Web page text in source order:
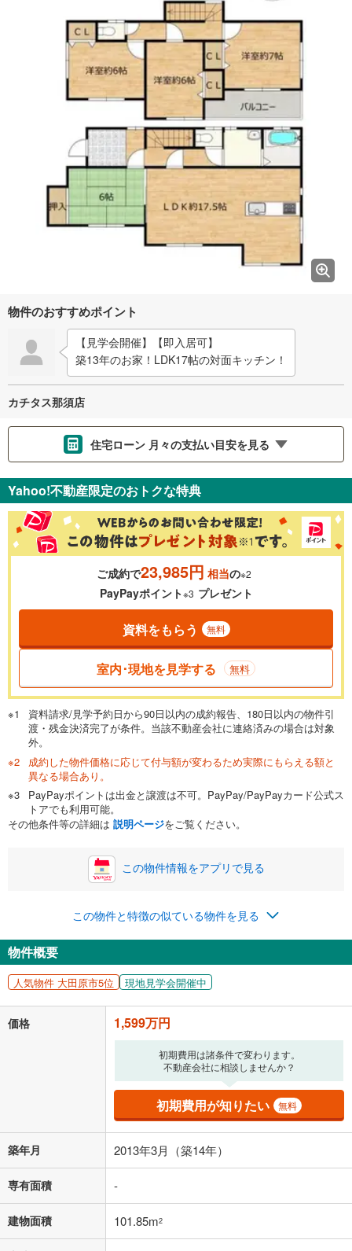
物件のおすすめポイント
【見学会開催】【即入居可】
築13年のお家！LDK17帖の対面キッチン！
カチタス那須店
住宅ローン 月々の支払い目安を見る
金利 ％
0.01%
一般的には最長35年まで借り入れ可能です。多くの金融機関
が完済時の年齢は80歳までを条件としています。
閉じる
頭金 万円
0万円 1,599万円
自己資金から住宅購入にかけられる金額を入力してくださ
い。一般的には物件価格の2割までが目安です。
閉じる
ボーナス
万円
0円
ナス時の増額分（1回分）を入力してください。
ボーナス払いの限度額は金融機関によって異なります。
閉じる
月々の返済額
る値は、実際の金融機関等における貸出金利とは何ら関係がなく、実際
の金融機関等における貸出金利を何ら保証するものではありません。返
済方法「元利均等返済」にて算出しております。入力された金利を35年
適用した場合の計算結果を表示しています。
その他月額費用や、初期費用がかかります。ご注意ください。実際にお
借り入れの際は各金融機関等に、必ずご自身でご確認をお願いいたしま
条件によってお借り入れができないことがあります。
不動産会社に購入相談をする 無料
閉じる
Yahoo!不動産限定のおトクな特典
ご成約で23,985円 相当の※2
PayPayポイント※3 プレゼント
資料をもらう 無料
室内･現地を見学する 無料
資料請求/見学予約日から90日以内の成約報告、180日以内の物件引
渡・残金決済完了が条件。当該不動産会社に連絡済みの場合は対象
外。
成約した物件価格に応じて付与額が変わるため実際にもらえる額と
異なる場合あり。
PayPayポイントは出金と譲渡は不可。PayPay/PayPayカード公式ス
トアでも利用可能。
その他条件等の詳細は 説明ページをご覧ください。
この物件情報をアプリで見る
この物件と特徴の似ている物件を見る
物件概要
人気物件 大田原市5位 現地見学会開催中
価格 1,599万円
初期費用は諸条件で変わります。
不動産会社に相談しませんか？
初期費用が知りたい 無料
築年月 2013年3月（築14年）
専有面積 -
建物面積 101.85m2